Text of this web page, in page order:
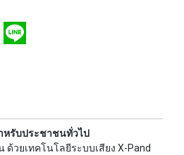
หรับประชาชนทั่วไป
วยเทคโนโลยีระบบเสียง X-Pand